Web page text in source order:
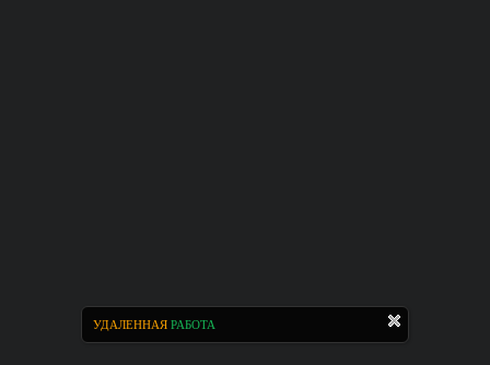
УДАЛЕННАЯ РАБОТА